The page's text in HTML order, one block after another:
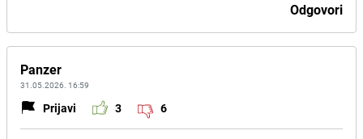
Odgovori
Panzer
31.05.2026. 16:59
Prijavi 3 6